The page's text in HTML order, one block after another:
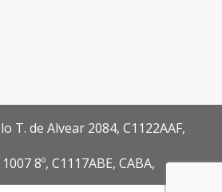
T. de Alvear 2084, C1122AAF,
8º, C1117ABE, CABA,